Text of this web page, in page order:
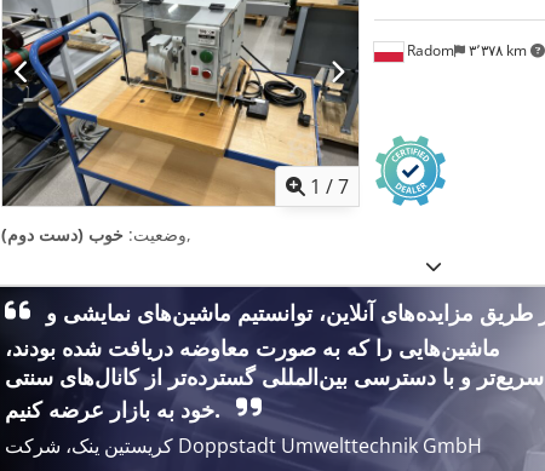
1 /7
Radom ۳٬۳۷۸ km
وضعیت: خوب (دست دوم) ,
ماشین‌هایی را که به صورت معاوضه دریافت شده بودند،
سریع‌تر و با دسترسی بین‌المللی گسترده‌تر از کانال‌های سنتی
خود به بازار عرضه کنیم.
کریستین ینک، شرکت Doppstadt Umwelttechnik GmbH